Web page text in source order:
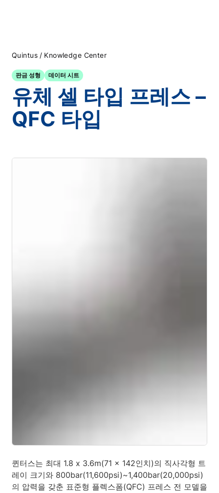
Quintus / Knowledge Center
판금 성형 데이터 시트
유체 셀 타입 프레스 –
QFC 타입
퀸터스는 최대 1.8 x 3.6m(71 x 142인치)의 직사각형 트
레이 크기와 800bar(11,600psi)~1,400bar(20,000psi)
의 압력을 갖춘 표준형 플렉스폼(QFC) 프레스 전 모델을